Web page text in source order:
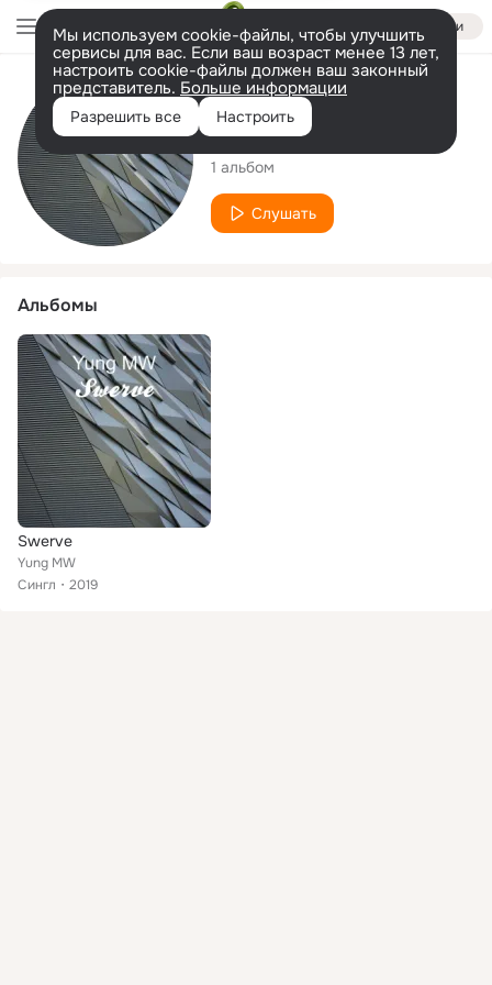
Войти
Мы используем cookie-файлы, чтобы улучшить
сервисы для вас. Если ваш возраст менее 13 лет,
настроить cookie-файлы должен ваш законный
представитель. Больше информации
Разрешить все Настроить
Исполнитель
Yung MW
1 альбом
Слушать
Альбомы
Swerve
Yung MW
Сингл
2019